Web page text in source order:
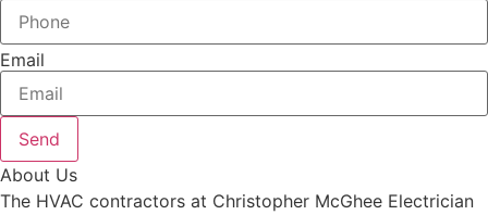
Email
Send
About Us
The HVAC contractors at Christopher McGhee Electrician